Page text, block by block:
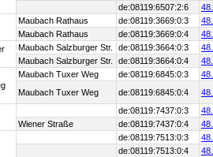
de:08119:6507:2:6
Maubach Rathaus de:08119:3669:0:3
Maubach Rathaus
de:08119:3669:0:4
Maubach Salzburger Str. de:08119:3664:0:3
Maubach Salzburger Str.
de:08119:3664:0:4
Maubach Tuxer Weg de:08119:6845:0:3
Maubach Tuxer Weg
de:08119:6845:0:4
de:08119:7437:0:3
Wiener Straße
de:08119:7437:0:4
de:08119:7513:0:3
de:08119:7513:0:4